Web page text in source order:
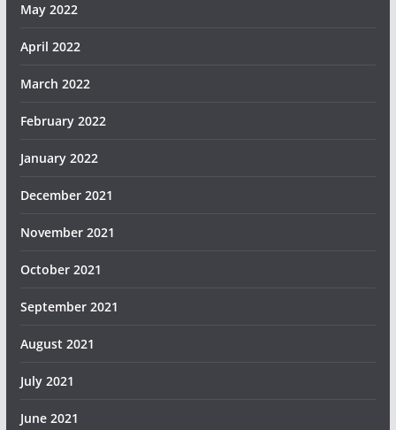
May 2022
April 2022
March 2022
February 2022
January 2022
December 2021
November 2021
October 2021
September 2021
August 2021
July 2021
June 2021